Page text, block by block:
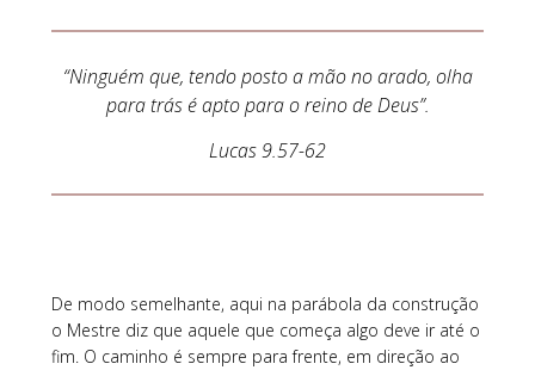
“Ninguém que, tendo posto a mão no arado, olha
para trás é apto para o reino de Deus”.
Lucas 9.57-62
De modo semelhante, aqui na parábola da construção
o Mestre diz que aquele que começa algo deve ir até o
fim. O caminho é sempre para frente, em direção ao